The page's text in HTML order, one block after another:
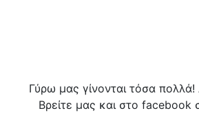
Γύρω μας γίνονται τόσα
Βρείτε μας και στο facebook